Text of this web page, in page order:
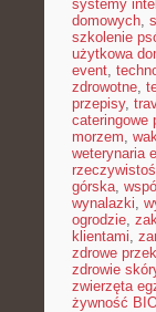
systemy
domowych,
szkolenie
użytkowa
event,
zdrowotne,
przepisy,
cateringowe
morzem,
weterynaria
górska,
wynalazki,
ogrodzie,
klientami,
zdrowe
zdrowie
zwierzęta
żywność